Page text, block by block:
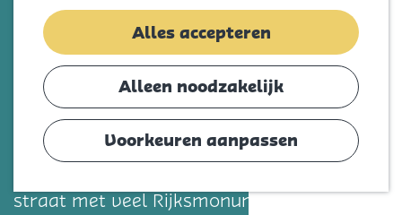
Alles accepteren
Alleen noodzakelijk
Voorkeuren aanpassen
Winkelen
Koningsdag
Blijf
Eten
Slapen
rijke historie die teruggaat tot in de 15e
eeuw. In 1481 mocht de gelijknamige met
gras bedekte kleiplaat worden ingepolderd
en geschikt gemaakt voor bewoning. Het
dorp bevat nu nog steeds een aantal
historische panden. Het meest opvallende
straat met veel Rijksmonumenten. Het